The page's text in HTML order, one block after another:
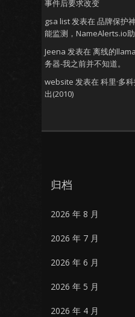
事件后要求改变
gsa list发表在 品牌保护
能监测，NameAlerts.io
Jeena 发表在 离线的
务器-我之前并不知道。
website 发表在 科里·多
出(2010)
归档
2026 年 8 月
2026 年 7 月
2026 年 6 月
2026 年 5 月
2026 年 4 月